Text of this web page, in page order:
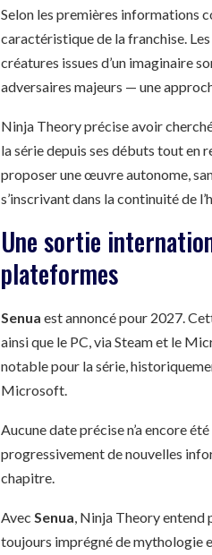
Selon les premières informations
caractéristique de la franchise.
créatures issues d’un imaginaire
adversaires majeurs — une
Ninja Theory précise avoir
la série depuis ses débuts tout en
proposer une œuvre autonome,
s’inscrivant dans la continuité de
Une sortie
plateformes
Senua est annoncé pour 2027.
ainsi que le PC, via Steam et le
notable pour la série,
Microsoft.
Aucune date précise n’a encore
progressivement de nouvelles
chapitre.
Avec Senua , Ninja Theory
toujours imprégné de mythologie